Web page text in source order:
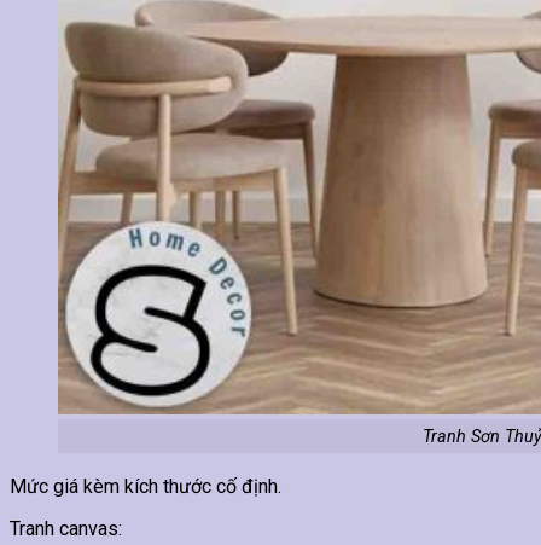
Tranh Sơn
Mức giá kèm kích thước cố định.
Tranh canvas: